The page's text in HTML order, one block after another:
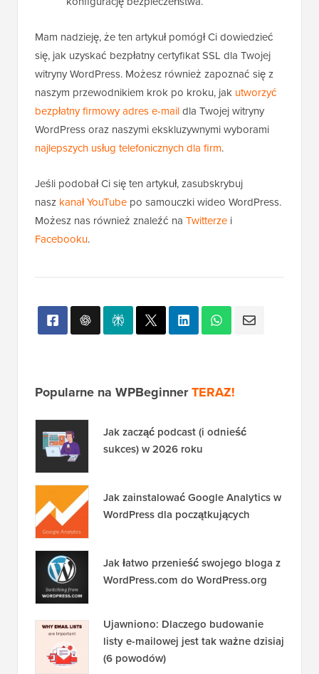
Mam nadzieję, że ten artykuł pomógł Ci dowiedzieć
się, jak uzyskać bezpłatny certyfikat SSL dla Twojej
witryny WordPress. Możesz również zapoznać się z
naszym przewodnikiem krok po kroku, jak utworzyć
bezpłatny firmowy adres e-maildla Twojej witryny
WordPress oraz naszymi ekskluzywnymi wyborami
najlepszych usług telefonicznych dla firm.
Jeśli podobał Ci się ten artykuł, zasubskrybuj
nasz kanał YouTube po samouczki wideo WordPress.
Możesz nas również znaleźć na Twitterze i
Facebooku.
Popularne na WPBeginnerTERAZ!
Jak zacząć podcast (i odnieść
sukces) w 2026 roku
Jak zainstalować Google Analytics w
WordPress dla początkujących
Jak łatwo przenieść swojego bloga z
WordPress.com do WordPress.org
Ujawniono: Dlaczego budowanie
listy e-mailowej jest tak ważne dzisiaj
(6 powodów)